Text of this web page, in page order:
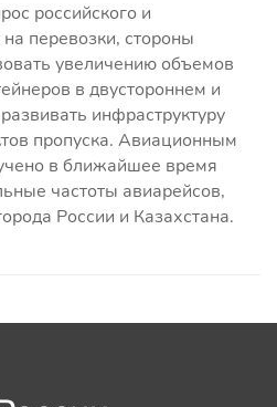
российского и
на перевозки, стороны
увеличению объемов
в двустороннем и
инфраструктуру
пропуска. Авиационным
в ближайшее время
частоты авиарейсов,
России и Казахстана.